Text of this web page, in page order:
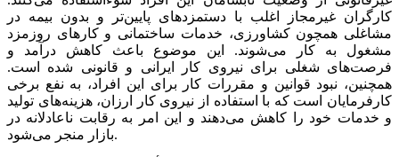
کارگران غیرمجاز اغلب با دستمزد‌های پایین‌تر و بدون بیمه در
مشاغلی همچون کشاورزی، خدمات ساختمانی و کار‌های روزمزد
مشغول به کار می‌شوند. این موضوع باعث کاهش درآمد و
فرصت‌های شغلی برای نیروی کار ایرانی و قانونی شده است.
همچنین، نبود قوانین و مقررات کار برای این افراد، به نفع برخی
کارفرمایان است که با استفاده از نیروی کار ارزان، هزینه‌های تولید
و خدمات خود را کاهش می‌دهند و این امر به رقابت ناعادلانه در
بازار منجر می‌شود.